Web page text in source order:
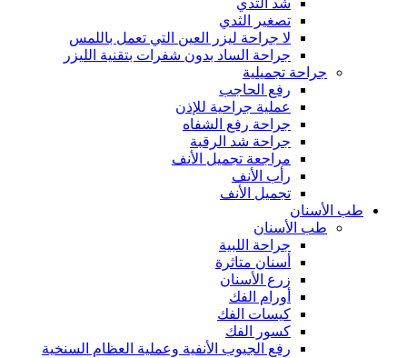
شد الثدي
تصغير الثدي
لا جراحة ليزر العين التي تعمل باللمس
جراحة الساد بدون شفرات بتقنية الليزر
جراحة تجميلية
رفع الحاجب
عملية جراحية للإذن
جراحة رفع الشفاه
جراحة شد الرقبة
مراجعة تجميل الأنف
رأب الأنف
تجميل الأنف
طب الأسنان
طب الأسنان
جراحة اللبية
أسنان متاثرة
زرع الأسنان
أورام الفك
كيسات الفك
كسور الفك
رفع الجيوب الأنفية وعملية العظام السنخية